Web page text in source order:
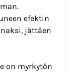
efektin
jättäen
on myrkytön